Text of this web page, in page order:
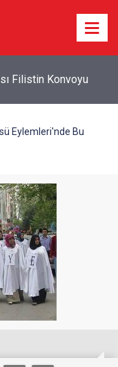
Filistin Konvoyu
Eylemleri'nde Bu